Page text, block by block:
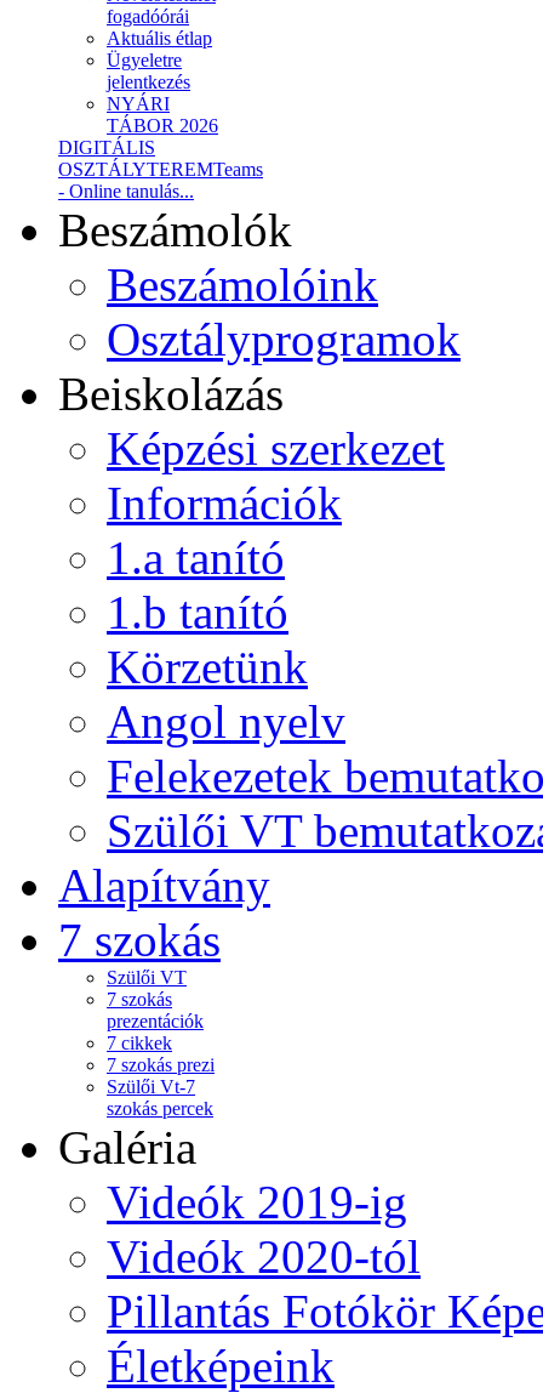
fogadóórái
Aktuális étlap
Ügyeletre
jelentkezés
NYÁRI
TÁBOR 2026
DIGITÁLIS
OSZTÁLYTEREMTeams
- Online tanulás...
Beszámolók
Beszámolóink
Osztályprogramok
Beiskolázás
Képzési szerkezet
Információk
1.a tanító
1.b tanító
Körzetünk
Angol nyelv
Felekezetek
Szülői VT
Alapítvány
7 szokás
Szülői VT
7 szokás
prezentációk
7 cikkek
7 szokás prezi
Szülői Vt-7
szokás percek
Galéria
Videók 2019-ig
Videók 2020-tól
Pillantás Fotókör
Életképeink